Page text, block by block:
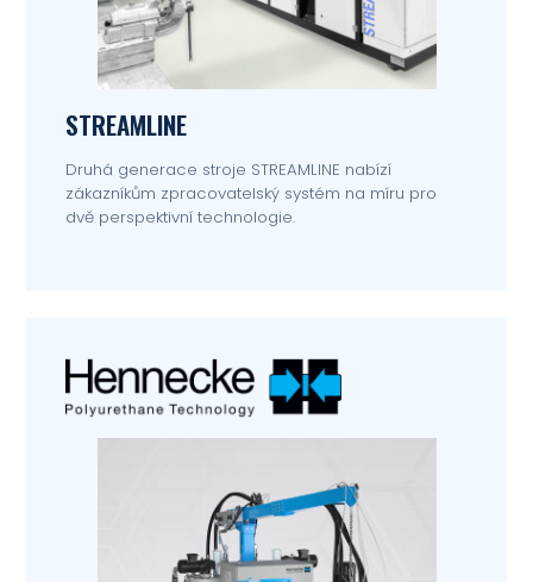
STREAMLINE
Druhá generace stroje STREAMLINE nabízí
zákazníkům zpracovatelský systém na míru pro
dvě perspektivní technologie.